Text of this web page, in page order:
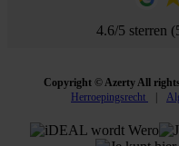
4.6/5 sterren
Copyright © Azerty All rights
Herroepingsrecht